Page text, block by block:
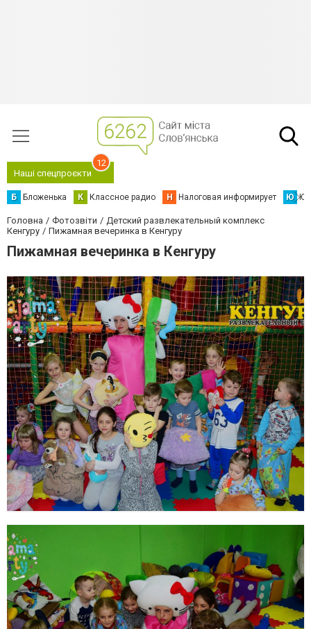
Наші спецпроєкти
12
Б Бложенька К Классное радио Н Налоговая информирует Ю
Головна Фотозвіти
Детский развлекательный комплекс
Кенгуру
Пижамная вечеринка в Кенгуру
Пижамная вечеринка в Кенгуру